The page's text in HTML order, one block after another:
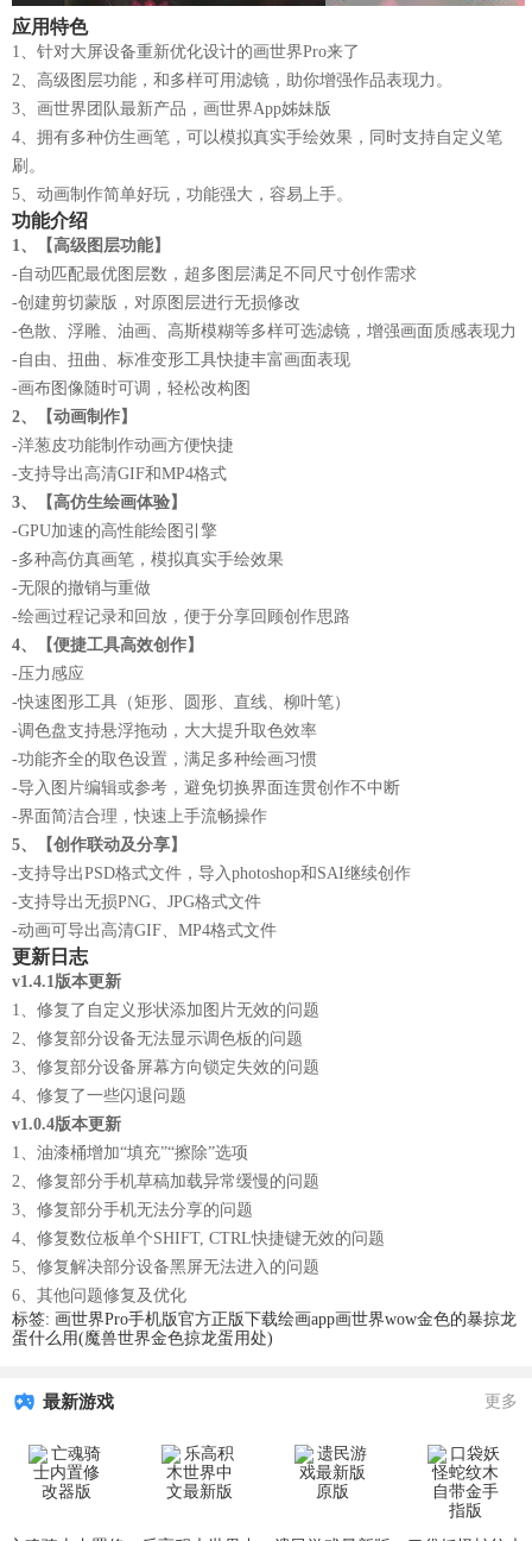
应用特色
1、针对大屏设备重新优化设计的画世界Pro来了
2、高级图层功能，和多样可用滤镜，助你增强作品表现力。
3、画世界团队最新产品，画世界App姊妹版
4、拥有多种仿生画笔，可以模拟真实手绘效果，同时支持自定义笔
刷。
5、动画制作简单好玩，功能强大，容易上手。
功能介绍
1、【高级图层功能】
-自动匹配最优图层数，超多图层满足不同尺寸创作需求
-创建剪切蒙版，对原图层进行无损修改
-色散、浮雕、油画、高斯模糊等多样可选滤镜，增强画面质感表现力
-自由、扭曲、标准变形工具快捷丰富画面表现
-画布图像随时可调，轻松改构图
2、【动画制作】
-洋葱皮功能制作动画方便快捷
-支持导出高清GIF和MP4格式
3、【高仿生绘画体验】
-GPU加速的高性能绘图引擎
-多种高仿真画笔，模拟真实手绘效果
-无限的撤销与重做
-绘画过程记录和回放，便于分享回顾创作思路
4、【便捷工具高效创作】
-压力感应
-快速图形工具（矩形、圆形、直线、柳叶笔）
-调色盘支持悬浮拖动，大大提升取色效率
-功能齐全的取色设置，满足多种绘画习惯
-导入图片编辑或参考，避免切换界面连贯创作不中断
-界面简洁合理，快速上手流畅操作
5、【创作联动及分享】
-支持导出PSD格式文件，导入photoshop和SAI继续创作
-支持导出无损PNG、JPG格式文件
-动画可导出高清GIF、MP4格式文件
更新日志
v1.4.1版本更新
1、修复了自定义形状添加图片无效的问题
2、修复部分设备无法显示调色板的问题
3、修复部分设备屏幕方向锁定失效的问题
4、修复了一些闪退问题
v1.0.4版本更新
1、油漆桶增加“填充”“擦除”选项
2、修复部分手机草稿加载异常缓慢的问题
3、修复部分手机无法分享的问题
4、修复数位板单个SHIFT, CTRL快捷键无效的问题
5、修复解决部分设备黑屏无法进入的问题
6、其他问题修复及优化
标签: 画世界Pro手机版官方正版下载绘画app画世界wow金色的暴掠龙
蛋什么用(魔兽世界金色掠龙蛋用处)
最新游戏 更多